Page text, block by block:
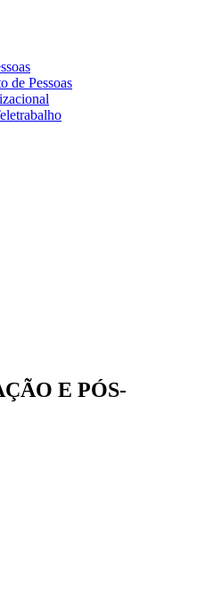
de Pessoas
E PÓS-